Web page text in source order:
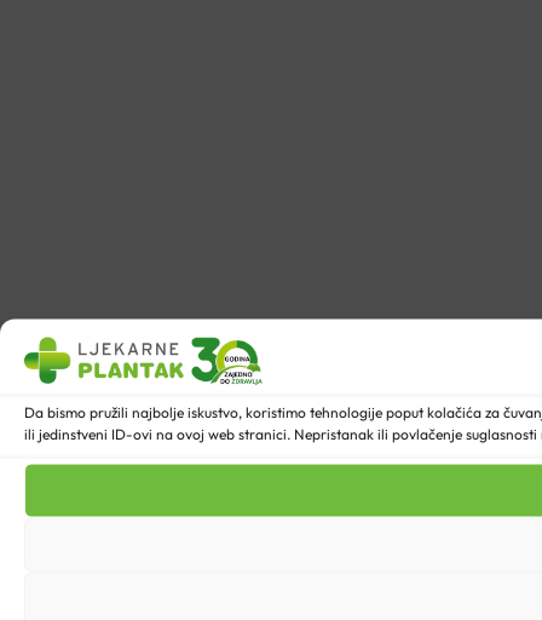
Da bismo pružili najbolje iskustvo, koristimo tehnologije poput kolačića za
ili jedinstveni ID-ovi na ovoj web stranici. Nepristanak ili povlačenje